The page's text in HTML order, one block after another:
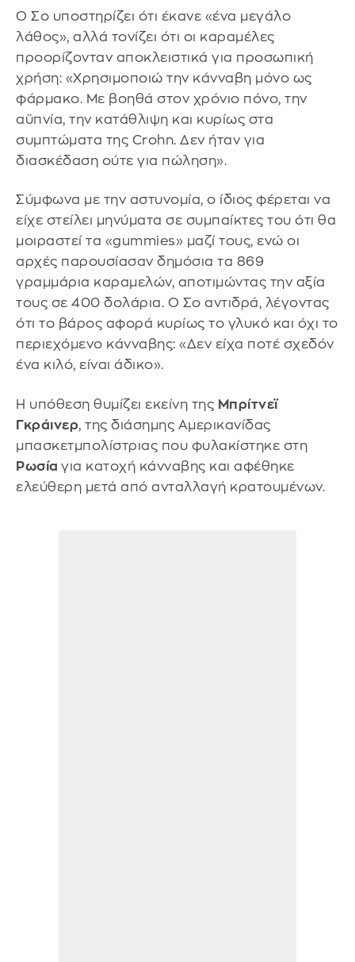
Ο Σο υποστηρίζει ότι έκανε «ένα μεγάλο
λάθος», αλλά τονίζει ότι οι καραμέλες
προορίζονταν αποκλειστικά για προσωπική
χρήση: «Χρησιμοποιώ την κάνναβη μόνο ως
φάρμακο. Με βοηθά στον χρόνιο πόνο, την
αϋπνία, την κατάθλιψη και κυρίως στα
συμπτώματα της Crohn. Δεν ήταν για
διασκέδαση ούτε για πώληση».
Σύμφωνα με την αστυνομία, ο ίδιος φέρεται να
είχε στείλει μηνύματα σε συμπαίκτες του ότι θα
μοιραστεί τα «gummies» μαζί τους, ενώ οι
αρχές παρουσίασαν δημόσια τα 869
γραμμάρια καραμελών, αποτιμώντας την αξία
τους σε 400 δολάρια. Ο Σο αντιδρά, λέγοντας
ότι το βάρος αφορά κυρίως το γλυκό και όχι το
περιεχόμενο κάνναβης: «Δεν είχα ποτέ σχεδόν
ένα κιλό, είναι άδικο».
Η υπόθεση θυμίζει εκείνη της Μπρίτνεϊ
Γκράινερ, της διάσημης Αμερικανίδας
μπασκετμπολίστριας που φυλακίστηκε στη
Ρωσία για κατοχή κάνναβης και αφέθηκε
ελεύθερη μετά από ανταλλαγή κρατουμένων.